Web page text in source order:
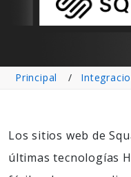
Principal
Los sitios web de
últimas tecnologías